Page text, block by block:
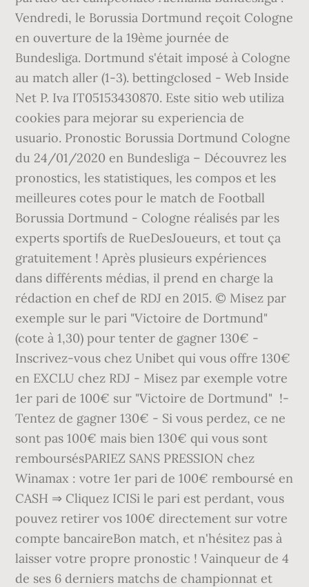
Vendredi, le Borussia Dortmund reçoit Cologne
en ouverture de la 19ème journée de
Bundesliga. Dortmund s'était imposé à Cologne
au match aller (1-3). bettingclosed - Web Inside
Net P. Iva IT05153430870. Este sitio web utiliza
cookies para mejorar su experiencia de
usuario. Pronostic Borussia Dortmund Cologne
du 24/01/2020 en Bundesliga – Découvrez les
pronostics, les statistiques, les compos et les
meilleures cotes pour le match de Football
Borussia Dortmund - Cologne réalisés par les
experts sportifs de RueDesJoueurs, et tout ça
gratuitement ! Après plusieurs expériences
dans différents médias, il prend en charge la
rédaction en chef de RDJ en 2015. © Misez par
exemple sur le pari "Victoire de Dortmund"
(cote à 1,30) pour tenter de gagner 130€ -
Inscrivez-vous chez Unibet qui vous offre 130€
en EXCLU chez RDJ - Misez par exemple votre
1er pari de 100€ sur "Victoire de Dortmund" !-
Tentez de gagner 130€ - Si vous perdez, ce ne
sont pas 100€ mais bien 130€ qui vous sont
remboursésPARIEZ SANS PRESSION chez
Winamax : votre 1er pari de 100€ remboursé en
CASH ⇒ Cliquez ICISi le pari est perdant, vous
pouvez retirer vos 100€ directement sur votre
compte bancaireBon match, et n'hésitez pas à
laisser votre propre pronostic ! Vainqueur de 4
de ses 6 derniers matchs de championnat et